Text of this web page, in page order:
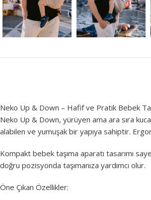
Neko Up & Down – Hafif ve Pratik Bebek
Neko Up & Down, yürüyen ama ara sıra
alabilen ve yumuşak bir yapıya sahiptir.
Kompakt bebek taşıma aparatı tasarımı
doğru pozisyonda taşımanıza yardımcı olur.
Öne Çıkan Özellikler: